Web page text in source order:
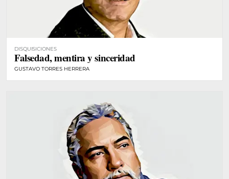
DISQUISICIONES
Falsedad, mentira y sinceridad
GUSTAVO TORRES HERRERA